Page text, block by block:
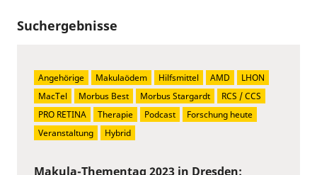
Suchergebnisse
Makula-Thementag 2023 in Dresden:
Angehörige Makulaödem Hilfsmittel AMD
LHON
MacTel
Morbus Best Morbus Stargardt
RCS / CCS
PRO RETINA
Therapie Podcast
Forschung heute
Veranstaltung
Hybrid